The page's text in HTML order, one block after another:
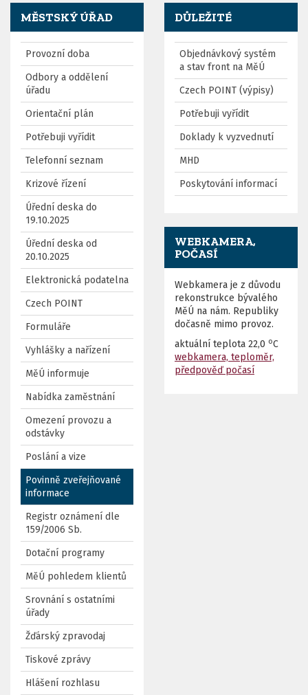
MĚSTSKÝ ÚŘAD
Provozní doba
Odbory a oddělení
úřadu
Orientační plán
Potřebuji vyřídit
Telefonní seznam
Krizové řízení
Úřední deska do
19.10.2025
Úřední deska od
20.10.2025
Elektronická podatelna
Czech POINT
Formuláře
Vyhlášky a nařízení
MěÚ informuje
Nabídka zaměstnání
Omezení provozu a
odstávky
Poslání a vize
Povinně zveřejňované
informace
Registr oznámení dle
159/2006 Sb.
Dotační programy
MěÚ pohledem klientů
Srovnání s ostatními
úřady
Žďárský zpravodaj
Tiskové zprávy
Hlášení rozhlasu
DŮLEŽITÉ
Objednávkový systém
a stav front na MěÚ
Czech POINT (výpisy)
Potřebuji vyřídit
Doklady k vyzvednutí
MHD
Poskytování informací
WEBKAMERA,
POČASÍ
Webkamera je z důvodu
rekonstrukce bývalého
MěÚ na nám. Republiky
dočasně mimo provoz.
aktuální teplota 22,0 oC
webkamera, teploměr,
předpověď počasí